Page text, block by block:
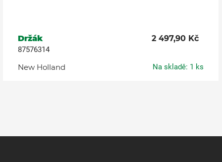
Držák 2 497,90 Kč
87576314
New Holland Na skladě: 1 ks